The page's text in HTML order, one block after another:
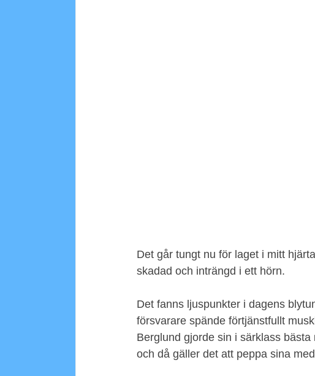
Det går tungt nu för laget i mitt
skadad och inträngd i ett hörn.
Det fanns ljuspunkter i dagens
försvarare spände förtjänstfullt
Berglund gjorde sin i särklass
och då gäller det att peppa sina